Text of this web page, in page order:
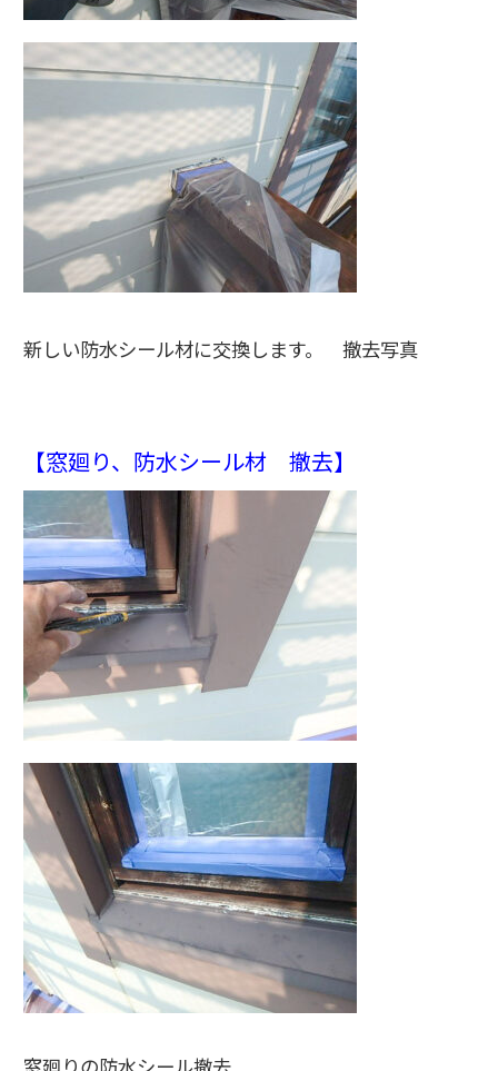
新しい防水シール材に交換します。 撤去写真
【窓廻り、防水シール材 撤去】